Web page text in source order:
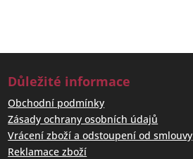
Důležité informace
Obchodní podmínky
Zásady ochrany osobních údajů
Vrácení zboží a odstoupení od smlouvy
Reklamace zboží